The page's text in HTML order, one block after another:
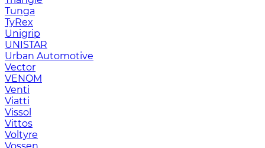
Tunga
TyRex
Unigrip
UNISTAR
Urban Automotive
Vector
VENOM
Venti
Viatti
Vissol
Vittos
Voltyre